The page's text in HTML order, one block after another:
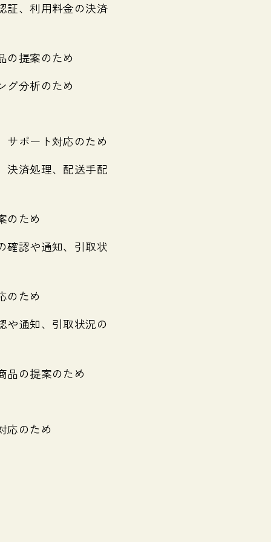
証、利用料金の決済
の提案のため
グ分析のため
サポート対応のため
決済処理、配送手配
のため
確認や通知、引取状
のため
や通知、引取状況の
品の提案のため
応のため